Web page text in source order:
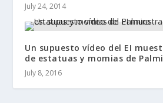
July 24, 2014
Un supuesto vídeo del EI
de estatuas y momias de
July 8, 2016